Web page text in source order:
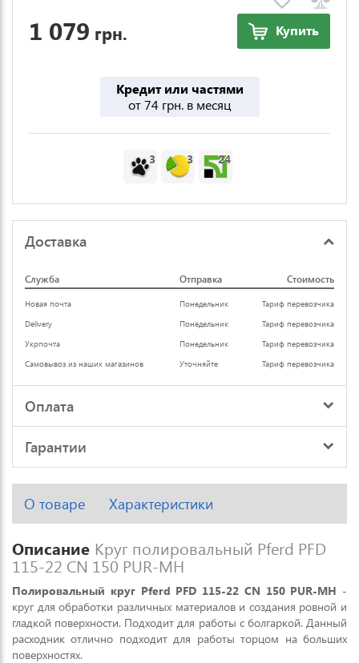
1 079 грн. Купить
Кредит или частями
от 74 грн. в месяц
3 3 24
Доставка
Служба Отправка Стоимость
Новая почта Понедельник
Тариф перевозчика
Delivery
Понедельник
Тариф перевозчика
Укрпочта
Понедельник
Тариф перевозчика
Самовывоз из наших магазинов
Уточняйте Тариф перевозчика
Оплата
Гарантии
О товаре Характеристики
Описание Круг полировальный Pferd PFD
115-22 CN 150 PUR-MH
Полировальный круг Pferd PFD 115-22 CN 150 PUR-MH -
круг для обработки различных материалов и создания ровной и
гладкой поверхности. Подходит для работы с болгаркой. Данный
расходник отлично подходит для работы торцом на больших
поверхностях.